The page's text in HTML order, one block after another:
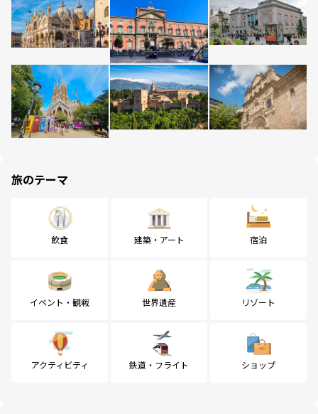
旅のテーマ
飲食 建築・アート 宿泊
イベント・観戦 世界遺産 リゾート
アクティビティ 鉄道・フライト ショップ